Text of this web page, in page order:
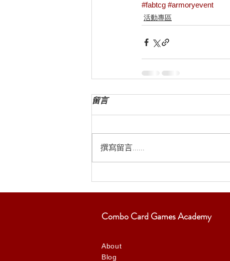
#fabtcg #armoryevent
活動專區
留言
撰寫留言......
Combo Card Games Academy
About
Blog